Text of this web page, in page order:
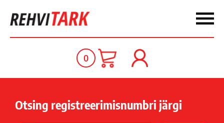
0
Otsing registreerimisnumbri järgi